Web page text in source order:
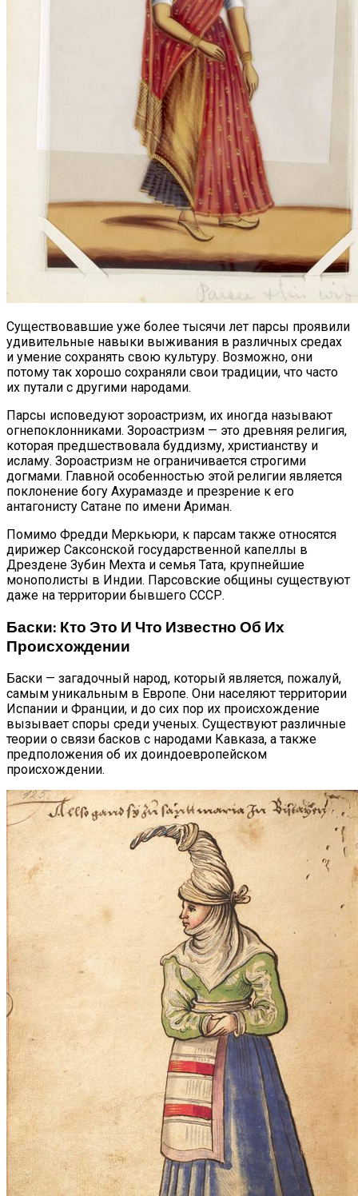
Существовавшие уже более тысячи лет парсы проявили
удивительные навыки выживания в различных средах
и умение сохранять свою культуру. Возможно, они
потому так хорошо сохраняли свои традиции, что часто
их путали с другими народами.
Парсы исповедуют зороастризм, их иногда называют
огнепоклонниками. Зороастризм — это древняя религия,
которая предшествовала буддизму, христианству и
исламу. Зороастризм не ограничивается строгими
догмами. Главной особенностью этой религии является
поклонение богу Ахурамазде и презрение к его
антагонисту Сатане по имени Ариман.
Помимо Фредди Меркьюри, к парсам также относятся
дирижер Саксонской государственной капеллы в
Дрездене Зубин Мехта и семья Тата, крупнейшие
монополисты в Индии. Парсовские общины существуют
даже на территории бывшего СССР.
Баски: Кто Это И Что Известно Об Их
Происхождении
Баски — загадочный народ, который является, пожалуй,
самым уникальным в Европе. Они населяют территории
Испании и Франции, и до сих пор их происхождение
вызывает споры среди ученых. Существуют различные
теории о связи басков с народами Кавказа, а также
предположения об их доиндоевропейском
происхождении.